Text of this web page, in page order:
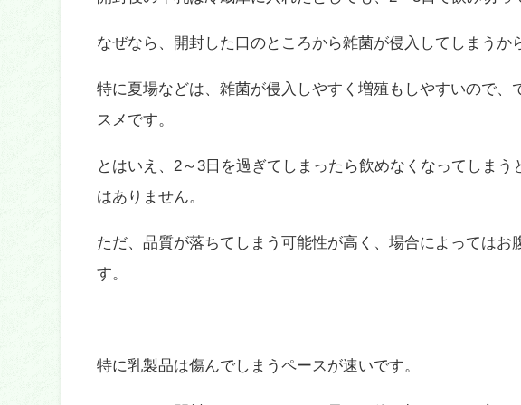
なぜなら、開封した口のところから雑菌が侵入してしまうか
特に夏場などは、雑菌が侵入しやすく増殖もしやすいので
スメです。
とはいえ、2～3日を過ぎてしまったら飲めなくなってしま
はありません。
ただ、品質が落ちてしまう可能性が高く、場合によっては
す。
特に乳製品は傷んでしまうペースが速いです。